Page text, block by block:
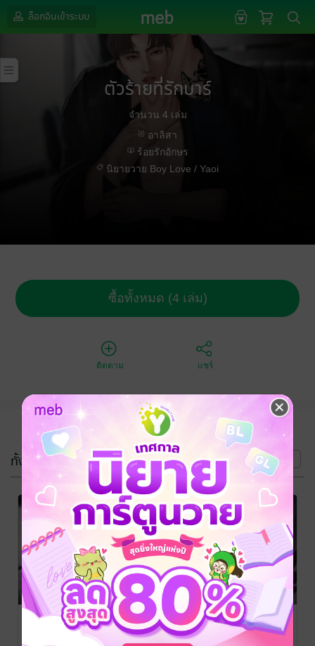
ล็อกอินเข้าระบบ
ตัวร้ายที่รักบาร์
จำนวน 4 เล่ม
อาลิสา
ร้อยรักอักษร
นิยายวาย Boy Love / Yaoi
ซื้อทั้งหมด (4 เล่ม)
ติดตาม แชร์
ทั้งหมด(4 เล่ม) หน้าที่ 1
-43%
Don't love
Mafia มาเฟียตัว
-47%
Do yoe lovr
me?
(ไทกิxธงรบ)
อาลิสา/ ร้อยรัก
-43%
ตัวร้ายที่รักบาร์
(Mpreg)
อาลิสา